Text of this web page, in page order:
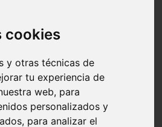
cookies
y otras técnicas de
tu experiencia de
web, para
personalizados y
para analizar el